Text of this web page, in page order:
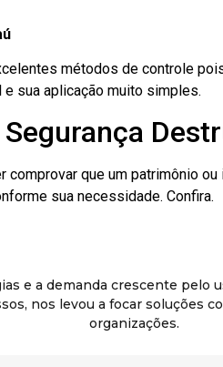
métodos de controle
sua aplicação muito simples.
comprovar que um patrimônio
sua necessidade. Confira.
e a demanda crescente pelo
nos levou a focar soluções
organizações.